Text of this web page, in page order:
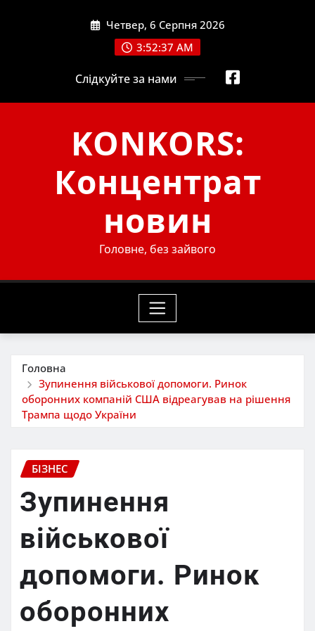
Четвер, 6 Серпня 2026
3:52:38 AM
Слідкуйте за нами
KONKORS:
Концентрат
новин
Головне, без зайвого
Головна
Зупинення військової допомоги. Ринок
оборонних компаній США відреагував на рішення
Трампа щодо України
БІЗНЕС
Зупинення
військової
допомоги. Ринок
оборонних